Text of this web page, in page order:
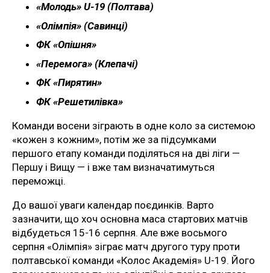
«Молодь» U-19 (Полтава)
«Олімпія» (Савинці)
ФК «Опішня»
«Перемога» (Клепачі)
ФК «Пирятин»
ФК «Решетилівка»
Команди восени зіграють в одне коло за системою
«кожен з кожним», потім же за підсумками
першого етапу команди поділяться на дві ліги —
Першу і Вищу — і вже там визначатимуться
переможці.
До вашої уваги календар поєдинків. Варто
зазначити, що хоч основна маса стартових матчів
відбудеться 15-16 серпня. Але вже восьмого
серпня «Олімпія» зіграє матч другого туру проти
полтавської команди «Колос Академія» U-19. Його